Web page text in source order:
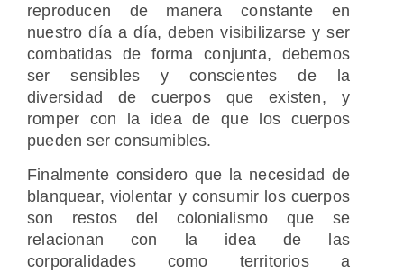
reproducen de manera constante en
nuestro día a día, deben visibilizarse y ser
combatidas de forma conjunta, debemos
ser sensibles y conscientes de la
diversidad de cuerpos que existen, y
romper con la idea de que los cuerpos
pueden ser consumibles.
Finalmente considero que la necesidad de
blanquear, violentar y consumir los cuerpos
son restos del colonialismo que se
relacionan con la idea de las
corporalidades como territorios a